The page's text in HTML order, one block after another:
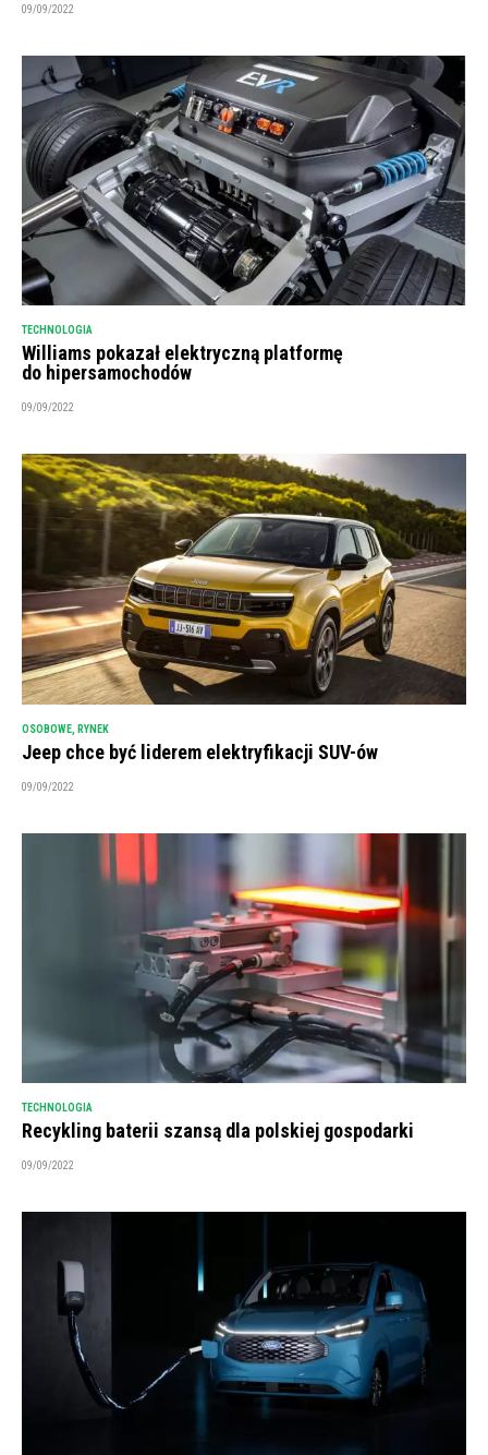
09/09/2022
TECHNOLOGIA
Williams pokazał elektryczną platformę
do hipersamochodów
09/09/2022
OSOBOWE RYNEK
Jeep chce być liderem elektryfikacji SUV-ów
09/09/2022
TECHNOLOGIA
Recykling baterii szansą dla polskiej gospodarki
09/09/2022